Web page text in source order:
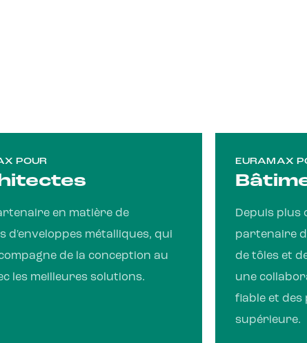
POUR
en matière de
d'enveloppes métalliques, qui
de la conception au
les meilleures solutions.
EURAMAX
Depuis plus
partenaire
de tôles et
une
fiable et
supérieure.